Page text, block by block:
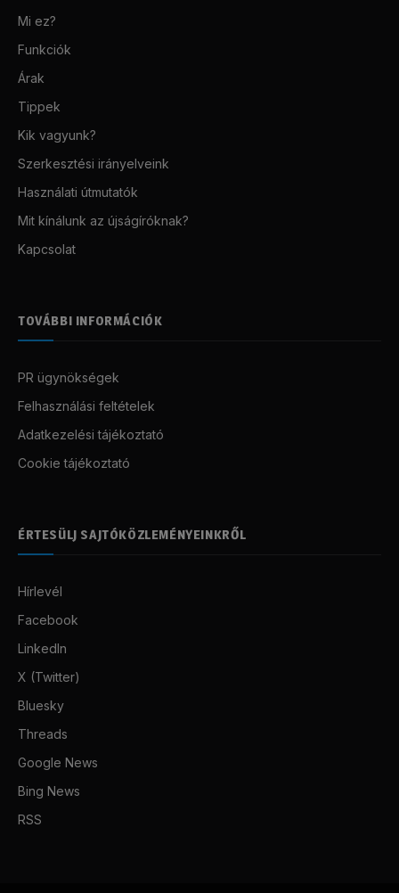
Mi ez?
Funkciók
Árak
Tippek
Kik vagyunk?
Szerkesztési irányelveink
Használati útmutatók
Mit kínálunk az újságíróknak?
Kapcsolat
TOVÁBBI INFORMÁCIÓK
PR ügynökségek
Felhasználási feltételek
Adatkezelési tájékoztató
Cookie tájékoztató
ÉRTESÜLJ SAJTÓKÖZLEMÉNYEINKRŐL
Hírlevél
Facebook
LinkedIn
X (Twitter)
Bluesky
Threads
Google News
Bing News
RSS